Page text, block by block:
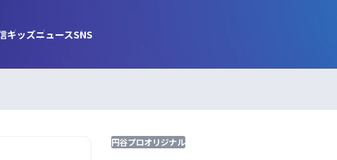
キッズニュースSNS
円谷プロオリジナル